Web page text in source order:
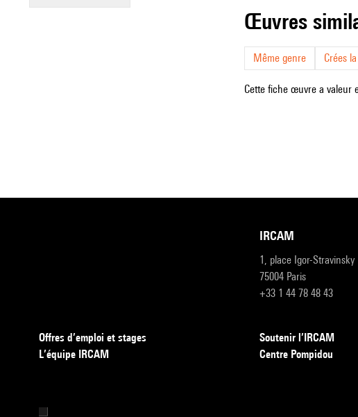
œuvres
Même genre Crées
Cette fiche œuvre a valeur
IRCAM
1, place Igor-Stravinsky
75004 Paris
+33 1 44 78 48 43
Offres d’emploi et stages
L’équipe IRCAM
Soutenir l’IRCAM
Centre Pompidou